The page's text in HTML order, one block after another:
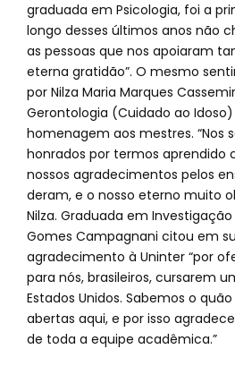
graduada em Psicologia, foi a
longo desses últimos anos não
as pessoas que nos apoiaram
eterna gratidão”. O mesmo
por Nilza Maria Marques
Gerontologia (Cuidado ao
homenagem aos mestres. “Nos
honrados por termos aprendido
nossos agradecimentos pelos
deram, e o nosso eterno muito
Nilza. Graduada em
Gomes Campagnani citou em
agradecimento à Uninter “por
para nós, brasileiros, cursarem
Estados Unidos. Sabemos o
abertas aqui, e por isso
de toda a equipe acadêmica.”